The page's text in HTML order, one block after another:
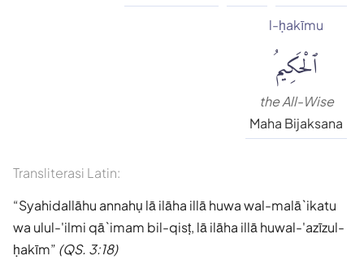
l-ḥakīmu
ٱلْحَكِيمُ
the All-Wise
Maha Bijaksana
Transliterasi Latin:
Syahidallāhu annahụ lā ilāha illā huwa wal-malā`ikatu
wa ulul-'ilmi qā`imam bil-qisṭ, lā ilāha illā huwal-'azīzul-
ḥakīm (QS. 3:18)